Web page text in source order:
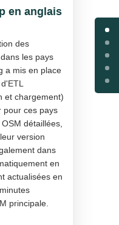
en anglais
des
les pays
a mis en place
et chargement)
pour ces pays
détaillées,
version
dans
en
actualisées en
principale.